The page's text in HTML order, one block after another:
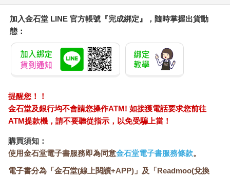
加入金石堂 LINE 官方帳號『完成綁定』，隨時掌握出貨動
態：
提醒您！！
金石堂及銀行均不會請您操作ATM! 如接獲電話要求您前往
ATM提款機，請不要聽從指示，以免受騙上當！
購買須知：
使用金石堂電子書服務即為同意金石堂電子書服務條款。
電子書分為「金石堂(線上閱讀+APP)」及「Readmoo(兌換